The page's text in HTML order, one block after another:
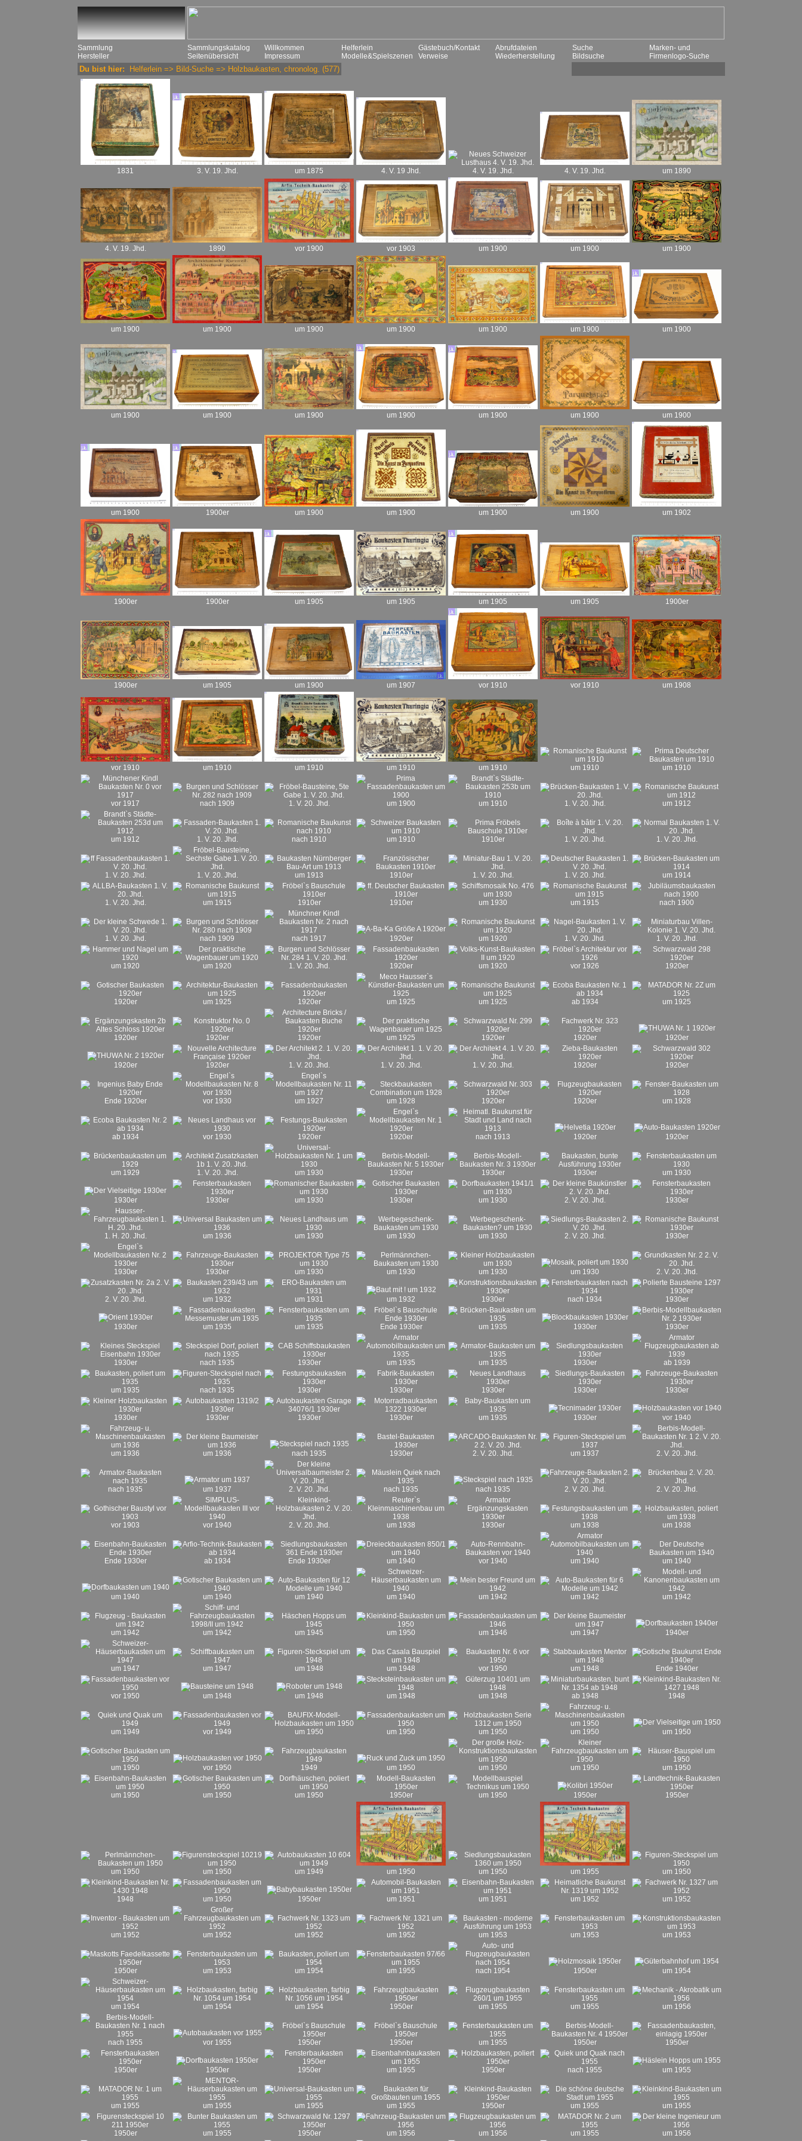
Sammlung
Hersteller
Sammlungskatalog
Seitenübersicht
Willkommen
Impressum
Helferlein
Modelle&Spielszenen
Gästebuch/Kontakt
Verweise
Abrufdateien
Wiederherstellung
Suche
Bildsuche
Marken- und
Firmenlogo-Suche
Du bist hier: Helferlein => Bild-Suche => Holzbaukasten, chronolog. (577)
1831 3. V. 19. Jhd. um 1875 4. V. 19 Jhd. 4. V. 19. Jhd. 4. V. 19. Jhd. um 1890
4. V. 19. Jhd. 1890 vor 1900 vor 1903 um 1900 um 1900 um 1900
um 1900 um 1900 um 1900 um 1900 um 1900 um 1900 um 1900
um 1900 um 1900 um 1900 um 1900 um 1900 um 1900 um 1900
um 1900 1900er um 1900 um 1900 um 1900 um 1900 um 1902
1900er 1900er um 1905 um 1905 um 1905 um 1905 1900er
1900er um 1905 um 1900 um 1907 vor 1910 vor 1910 um 1908
vor 1910 um 1910 um 1910 um 1910 um 1910 um 1910 um 1910
vor 1917 nach 1909 1. V. 20. Jhd. um 1900 um 1910 1. V. 20. Jhd. um 1912
um 1912 1. V. 20. Jhd. nach 1910 um 1910 1910er 1. V. 20. Jhd. 1. V. 20. Jhd.
1. V. 20. Jhd. 1. V. 20. Jhd. um 1913 1910er 1. V. 20. Jhd. 1. V. 20. Jhd. um 1914
1. V. 20. Jhd. um 1915 1910er 1910er um 1930 um 1915 nach 1900
1. V. 20. Jhd. nach 1909 nach 1917 1920er um 1920 1. V. 20. Jhd. 1. V. 20. Jhd.
um 1920 um 1920 1. V. 20. Jhd. 1920er um 1920 vor 1926 1920er
1920er um 1925 1920er um 1925 um 1925 ab 1934 um 1925
1920er 1920er 1920er um 1925 1920er 1920er 1920er
1920er 1920er 1. V. 20. Jhd. 1. V. 20. Jhd. 1. V. 20. Jhd. 1920er 1920er
Ende 1920er vor 1930 um 1927 um 1928 1920er 1920er um 1928
ab 1934 vor 1930 1920er 1920er nach 1913 1920er 1920er
um 1929 1. V. 20. Jhd. um 1930 1930er 1930er 1930er um 1930
1930er 1930er um 1930 1930er um 1930 2. V. 20. Jhd. 1930er
1. H. 20. Jhd. um 1936 um 1930 um 1930 um 1930 2. V. 20. Jhd. 1930er
1930er 1930er um 1930 um 1930 um 1930 um 1930 2. V. 20. Jhd.
2. V. 20. Jhd. um 1932 um 1931 um 1932 1930er nach 1934 1930er
1930er um 1935 um 1935 Ende 1930er um 1935 1930er 1930er
1930er nach 1935 1930er um 1935 um 1935 1930er ab 1939
um 1935 nach 1935 1930er 1930er 1930er 1930er 1930er
1930er 1930er 1930er 1930er um 1935 1930er vor 1940
um 1936 um 1936 nach 1935 1930er 2. V. 20. Jhd. um 1937 2. V. 20. Jhd.
nach 1935 um 1937 2. V. 20. Jhd. nach 1935 nach 1935 2. V. 20. Jhd. 2. V. 20. Jhd.
vor 1903 vor 1940 2. V. 20. Jhd. um 1938 1930er um 1938 um 1938
Ende 1930er ab 1934 Ende 1930er um 1940 vor 1940 um 1940 um 1940
um 1940 um 1940 um 1940 um 1940 um 1942 um 1942 um 1942
um 1942 um 1942 um 1945 um 1950 um 1946 um 1947 1940er
um 1947 um 1947 um 1948 um 1948 vor 1950 um 1948 Ende 1940er
vor 1950 um 1948 um 1948 um 1948 um 1948 ab 1948 1948
um 1949 vor 1949 um 1950 um 1950 um 1950 um 1950 um 1950
um 1950 vor 1950 1949 um 1950 um 1950 um 1950 um 1950
um 1950 um 1950 um 1950 1950er um 1950 1950er 1950er
um 1950 um 1950 um 1949 um 1950 um 1950 um 1955 um 1950
1948 um 1950 1950er um 1951 um 1951 um 1952 um 1952
um 1952 um 1952 um 1952 um 1952 um 1953 um 1953 um 1953
1950er um 1953 um 1954 um 1955 nach 1954 1950er um 1954
um 1954 um 1954 um 1954 1950er um 1955 um 1955 um 1956
nach 1955 vor 1955 1950er 1950er um 1955 1950er 1950er
1950er 1950er 1950er um 1955 1950er nach 1955 um 1955
um 1955 um 1955 um 1955 um 1955 1950er um 1955 um 1955
1950er um 1955 1950er um 1956 um 1956 um 1955 um 1956